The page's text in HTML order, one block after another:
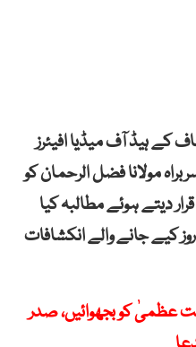
کے ہیڈ آف میڈیا افیئرز
مولانا فضل الرحمان کو
دیتے ہوئے مطالبہ کیا
کیے جانے والے انکشافات
عظمیٰ کو بجھوائیں، صدر